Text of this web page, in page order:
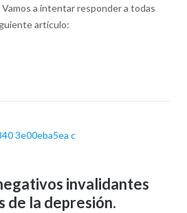
Vamos a intentar responder a todas
artículo:
invalidantes
de la depresión.